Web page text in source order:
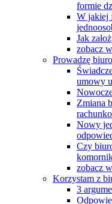
formie
W jakiej
Jak
zobacz
Prowadzę
umowy
Zmiana
Nowy
Czy
zobacz
Korzystam z
3